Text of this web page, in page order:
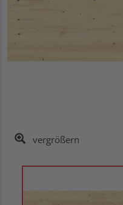
vergrößern